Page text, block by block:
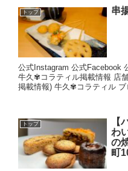
トップ 串
公式Instagram 公式Facebook
牛久✾コラティル掲載情報 店
掲載情報) 牛久✾コラティル ブ
トップ
【
わ
の
町